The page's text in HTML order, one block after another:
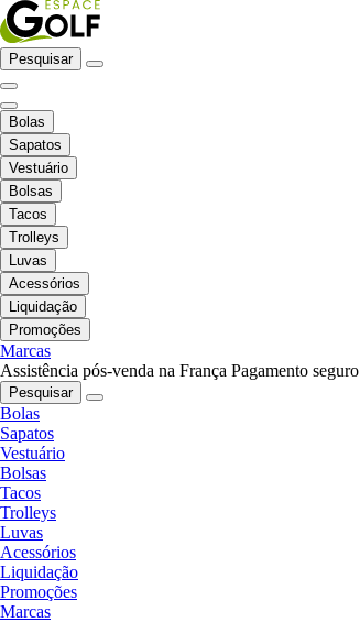
Pesquisar
Bolas
Sapatos
Vestuário
Bolsas
Tacos
Trolleys
Luvas
Acessórios
Liquidação
Promoções
Marcas
Assistência pós-venda na França Pagamento seguro
Pesquisar
Bolas
Sapatos
Vestuário
Bolsas
Tacos
Trolleys
Luvas
Acessórios
Liquidação
Promoções
Marcas